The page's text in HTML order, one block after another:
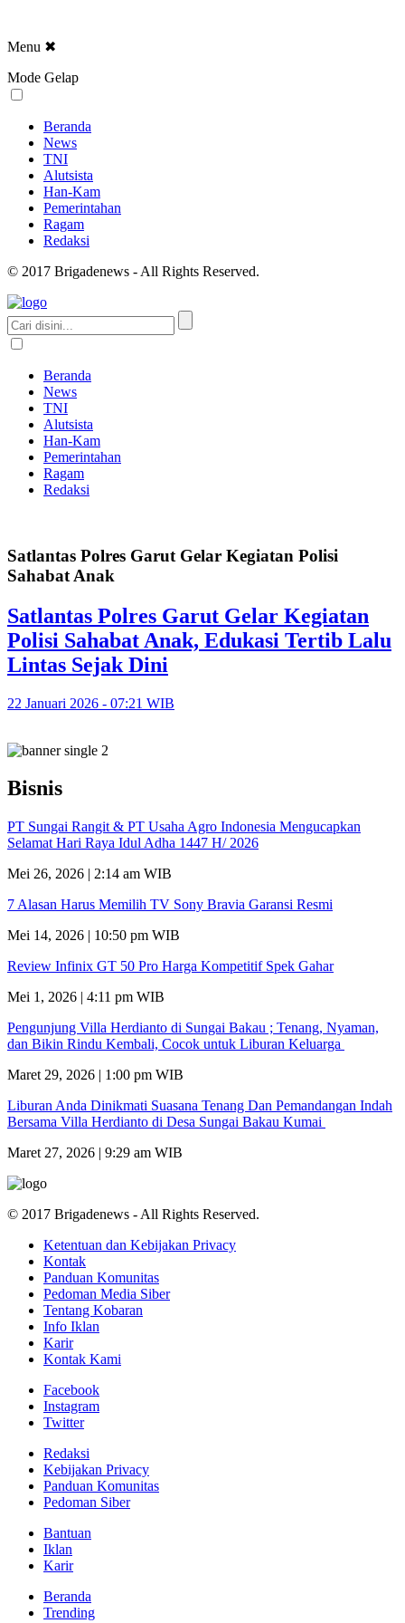
Menu ✖
Mode Gelap
Beranda
News
TNI
Alutsista
Han-Kam
Pemerintahan
Ragam
Redaksi
© 2017 Brigadenews - All Rights Reserved.
Beranda
News
TNI
Alutsista
Han-Kam
Pemerintahan
Ragam
Redaksi
Satlantas Polres Garut Gelar Kegiatan Polisi
Sahabat Anak
Satlantas Polres Garut Gelar Kegiatan
Polisi Sahabat Anak, Edukasi Tertib Lalu
Lintas Sejak Dini
22 Januari 2026 - 07:21 WIB
Bisnis
PT Sungai Rangit & PT Usaha Agro Indonesia Mengucapkan
Selamat Hari Raya Idul Adha 1447 H/ 2026
Mei 26, 2026 | 2:14 am WIB
7 Alasan Harus Memilih TV Sony Bravia Garansi Resmi
Mei 14, 2026 | 10:50 pm WIB
Review Infinix GT 50 Pro Harga Kompetitif Spek Gahar
Mei 1, 2026 | 4:11 pm WIB
Pengunjung Villa Herdianto di Sungai Bakau ; Tenang, Nyaman,
dan Bikin Rindu Kembali, Cocok untuk Liburan Keluarga
Maret 29, 2026 | 1:00 pm WIB
Liburan Anda Dinikmati Suasana Tenang Dan Pemandangan Indah
Bersama Villa Herdianto di Desa Sungai Bakau Kumai
Maret 27, 2026 | 9:29 am WIB
© 2017 Brigadenews - All Rights Reserved.
Ketentuan dan Kebijakan Privacy
Kontak
Panduan Komunitas
Pedoman Media Siber
Tentang Kobaran
Info Iklan
Karir
Kontak Kami
Facebook
Instagram
Twitter
Redaksi
Kebijakan Privacy
Panduan Komunitas
Pedoman Siber
Bantuan
Iklan
Karir
Beranda
Trending